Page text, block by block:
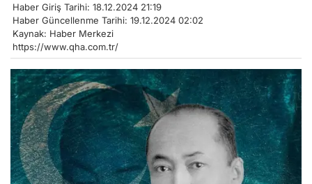
Haber Giriş Tarihi: 18.12.2024 21:19
Haber Güncellenme Tarihi: 19.12.2024 02:02
Kaynak: Haber Merkezi
https://www.qha.com.tr/